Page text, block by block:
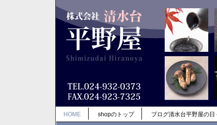
HOME shopのトップ ブログ清水台平野屋の日